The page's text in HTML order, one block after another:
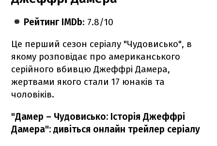
Рейтинг IMDb: 7.8/10
Це перший сезон серіалу "Чудовисько", в
якому розповідає про американського
серійного вбивцю Джеффрі Дамера,
жертвами якого стали 17 юнаків та
чоловіків.
"Дамер – Чудовисько: Історія Джеффрі
Дамера": дивіться онлайн трейлер серіалу